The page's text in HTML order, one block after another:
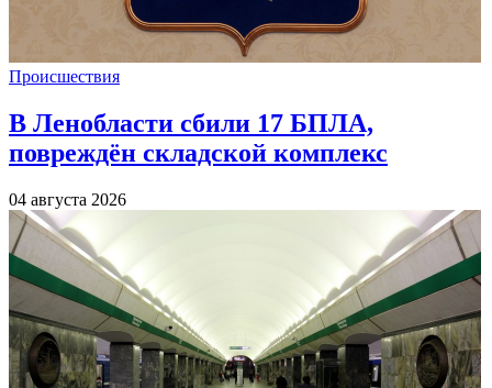
Происшествия
В Ленобласти сбили 17 БПЛА,
повреждён складской комплекс
04 августа 2026